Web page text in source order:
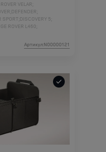
VELAR;
DEFENDER;
SPORT; DISCOVERY 5;
ROVER L460;
Артикул:N00000121